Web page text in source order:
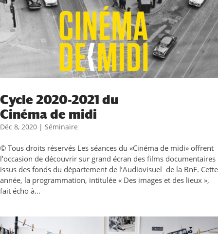
Cycle 2020-2021 du
Cinéma de midi
Déc 8, 2020 | Séminaire
© Tous droits réservés Les séances du «Cinéma de midi» offrent
l’occasion de découvrir sur grand écran des films documentaires
issus des fonds du département de l’Audiovisuel de la BnF. Cette
année, la programmation, intitulée « Des images et des lieux »,
fait écho à...